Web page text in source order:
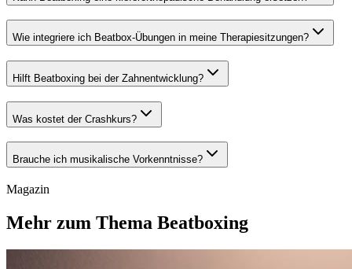
Wie integriere ich Beatbox-Übungen in meine Therapiesitzungen?
Hilft Beatboxing bei der Zahnentwicklung?
Was kostet der Crashkurs?
Brauche ich musikalische Vorkenntnisse?
Magazin
Mehr zum Thema Beatboxing